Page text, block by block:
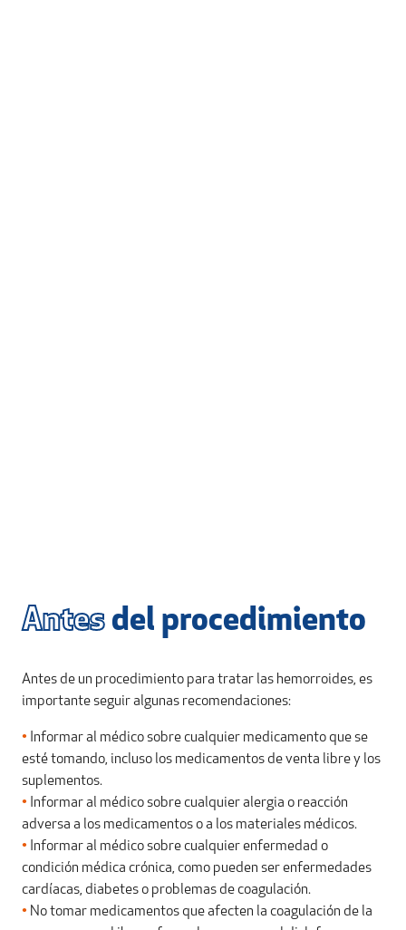
Antes del procedimiento
Antes de un procedimiento para tratar las hemorroides, es
importante seguir algunas recomendaciones:
• Informar al médico sobre cualquier medicamento que se
esté tomando, incluso los medicamentos de venta libre y los
suplementos.
• Informar al médico sobre cualquier alergia o reacción
adversa a los medicamentos o a los materiales médicos.
• Informar al médico sobre cualquier enfermedad o
condición médica crónica, como pueden ser enfermedades
cardíacas, diabetes o problemas de coagulación.
• No tomar medicamentos que afecten la coagulación de la